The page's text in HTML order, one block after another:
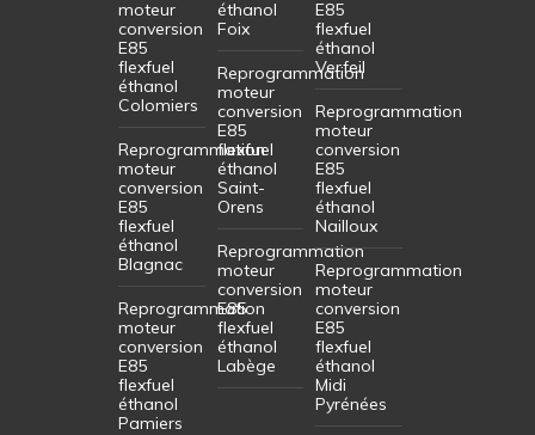
moteur
conversion
E85
flexfuel
éthanol
Colomiers
Reprogrammation
moteur
conversion
E85
flexfuel
éthanol
Blagnac
Reprogrammation
moteur
conversion
E85
flexfuel
éthanol
Pamiers
éthanol
Foix
Reprogrammation
moteur
conversion
E85
flexfuel
éthanol
Saint-
Orens
Reprogrammation
moteur
conversion
E85
flexfuel
éthanol
Labège
E85
flexfuel
éthanol
Verfeil
Reprogrammation
moteur
conversion
E85
flexfuel
éthanol
Nailloux
Reprogrammation
moteur
conversion
E85
flexfuel
éthanol
Midi
Pyrénées